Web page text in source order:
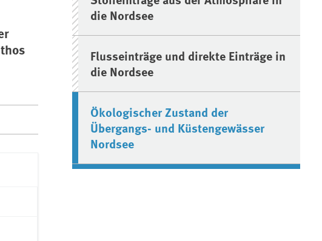
die Nordsee
Flusseinträge und direkte Einträge in
die Nordsee
Ökologischer Zustand der
Übergangs- und Küstengewässer
Nordsee